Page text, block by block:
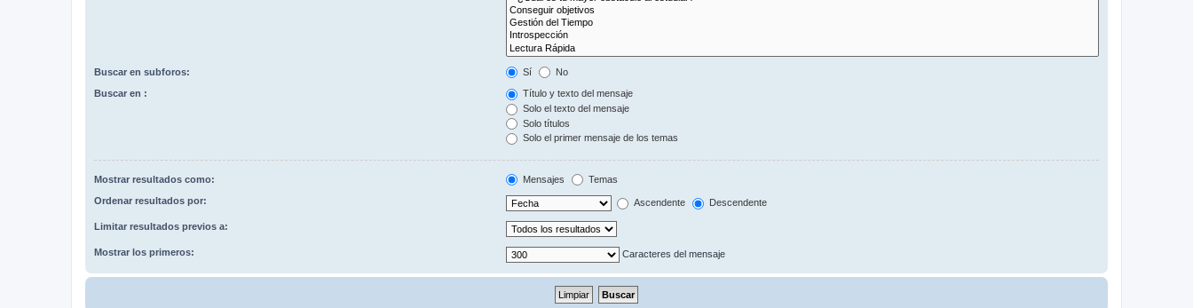
Buscar en subforos: Sí No
Buscar en :
Título y texto del mensaje
Solo el texto del mensaje
Solo títulos
Solo el primer mensaje de los temas
Mostrar resultados como: Mensajes Temas
Ordenar resultados por: Ascendente Descendente
Limitar resultados previos a:
Mostrar los primeros: Caracteres del mensaje